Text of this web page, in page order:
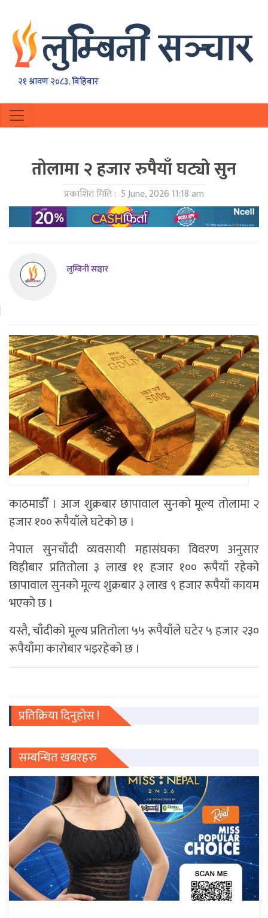
२१ श्रावण २०८३, बिहिबार
तोलामा २ हजार रुपैयाँ घट्यो सुन
प्रकाशित मिति : 5 June, 2026 11:18 am
लुम्बिनी सञ्चार
काठमाडौँ । आज शुक्रबार छापावाल सुनको मूल्य तोलामा २
हजार १०० रूपैयाँले घटेको छ ।
नेपाल सुनचाँदी व्यवसायी महासंघका विवरण अनुसार
विहीबार प्रतितोला ३ लाख ११ हजार १०० रूपैयाँ रहेको
छापावाल सुनको मूल्य शुक्रबार ३ लाख ९ हजार रूपैयाँ कायम
भएको छ ।
यस्तै, चाँदीको मूल्य प्रतितोला ५५ रूपैयाँले घटेर ५ हजार २३०
रूपैयाँमा कारोबार भइरहेको छ ।
प्रतिक्रिया दिनुहोस !
सम्बन्धित खबरहरु